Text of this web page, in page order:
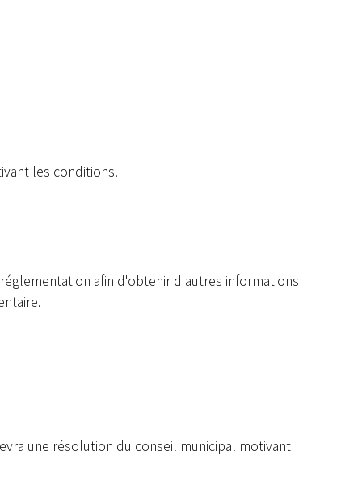
les conditions.
afin d'obtenir d'autres informations
une résolution du conseil municipal motivant